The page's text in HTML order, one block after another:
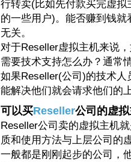
行转卖(比如先付款买完虚
的一些用户)。能否赚到钱
无关。
对于Reseller虚拟主机来说
需要技术支持怎么办？通常
如果Reseller(公司)的技术
能解决他们就会请求他们的
可以买Reseller公司的虚
Reseller公司卖的虚拟主机
质和使用方法与上层公司的
一般都是刚刚起步的公司，